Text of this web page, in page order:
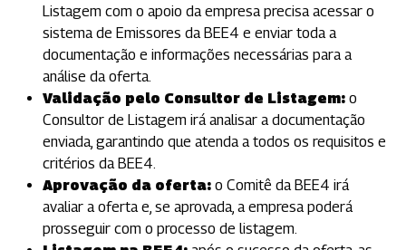
Listagem com o apoio da empresa precisa acessar o
sistema de Emissores da BEE4 e enviar toda a
documentação e informações necessárias para a
análise da oferta.
Validação pelo Consultor de Listagem: o
Consultor de Listagem irá analisar a documentação
enviada, garantindo que atenda a todos os requisitos e
critérios da BEE4.
Aprovação da oferta: o Comitê da BEE4 irá
avaliar a oferta e, se aprovada, a empresa poderá
prosseguir com o processo de listagem.